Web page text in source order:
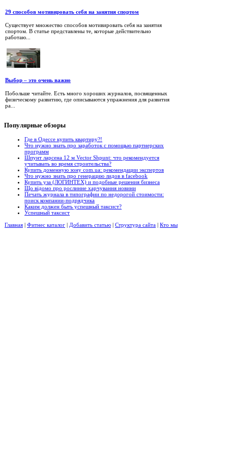
29 способов мотивировать себя на занятия спортом
Существует множество способов мотивировать себя на занятия
спортом. В статье представлены те, которые действительно
работаю...
Выбор – это очень важно
Побольше читайте. Есть много хороших журналов, посвященных
физическому развитию, где описываются упражнения для развития
ра...
Популярные обзоры
Где в Одессе купить квартиру?!
Что нужно знать про заработок с помощью партнерских
программ
Шпунт ларсена 12 м Vector Shpunt: что рекомендуется
учитывать во время строительства?
Купить доменную зону com.ua: рекомендации экспертов
Что нужно знать про генерацию лидов в facebook
Купить уза (ЛОГИНТЕХ) и подобные решения бизнеса
Що відомо про рослинне харчування новини
Печать журнала в типографии по недорогой стоимости:
поиск компании-подрядчика
Каким должен быть успешный таксист?
Успешный таксист
Главная | Фитнес каталог | Добавить статью | Структура сайта | Кто мы